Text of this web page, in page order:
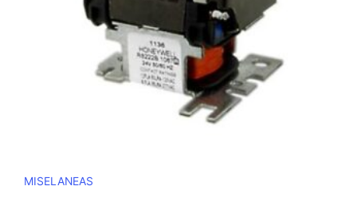
MISELANEAS